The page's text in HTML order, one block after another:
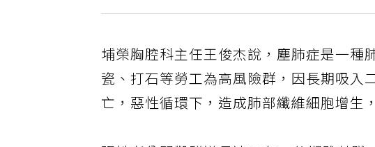
埔榮胸腔科主任王俊杰說，塵肺症是一種
瓷、打石等勞工為高風險群，因長期吸
亡，惡性循環下，造成肺部纖維細胞增生